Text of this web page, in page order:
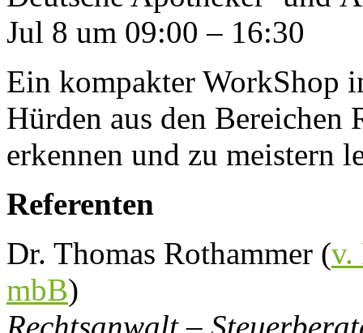
Jul 8 um 09:00 – 16:30
Ein kompakter WorkShop
Hürden aus den Bereichen
erkennen und zu meistern
Referenten
Dr. Thomas Rothammer (v.
mbB)